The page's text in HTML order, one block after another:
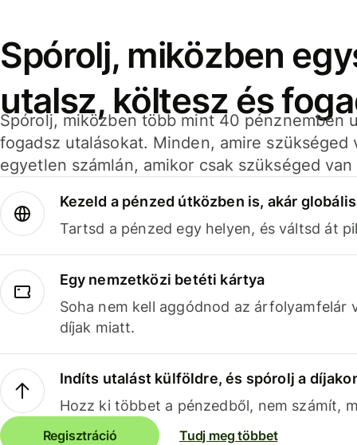
Spórolj, miközben
utalsz, költesz és
Spórolj, miközben több mint 40 pénznemben
fogadsz utalásokat. Minden, amire szükséged
egyetlen számlán, amikor csak szükséged van
Kezeld a pénzed útközben is, akár
Tartsd a pénzed egy helyen, és váltsd át
Egy nemzetközi betéti kártya
Soha nem kell aggódnod az árfolyamfelár
díjak miatt.
Indíts utalást külföldre, és spórolj a
Hozz ki többet a pénzedből, nem számít,
Regisztráció Tudj meg többet